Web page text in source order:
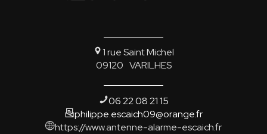
1 rue Saint Michel
09120 VARILHES
06 22 08 21 15
philippe.escaich09@orange.fr
https://www.antenne-alarme-escaich.fr